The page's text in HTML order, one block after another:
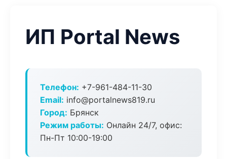
ИП Portal News
Телефон: +7-961-484-11-30
Email: info@portalnews819.ru
Город: Брянск
Режим работы: Онлайн 24/7, офис:
Пн-Пт 10:00-19:00